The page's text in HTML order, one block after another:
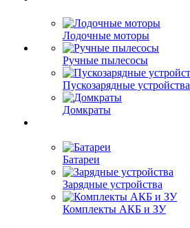
Лодочные моторы
Ручные пылесосы
Пускозарядные устройства
Домкраты
Батареи
Зарядные устройства
Комплекты АКБ и ЗУ